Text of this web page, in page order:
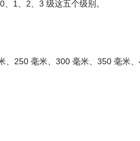
1、2、3 级这五个级别。
250 毫米、300 毫米、350 毫米